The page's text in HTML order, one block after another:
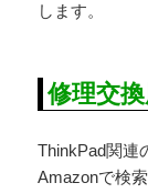
します。
修理交
ThinkPad関連
Amazonで検